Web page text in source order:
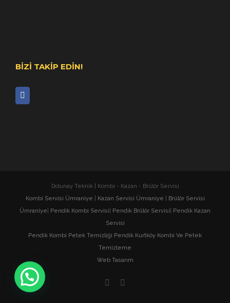
BIZI TAKIP EDIN!
Dolunay Teknik | Kombi - Kazan - Brülör Servisi
Kombi Servisi Ümraniye
Kazan Servisi Ümraniye
Brülör Servisi
Ümraniye
Pendik Kombi Servisi Pendik Brülör Servisi
Pendik Kazan
Servisi
Pendik Kombi Petek Temizliği Pendik Kurtköy Kombi Ve Petek
Temizleme
Web Tasarım
Facebook